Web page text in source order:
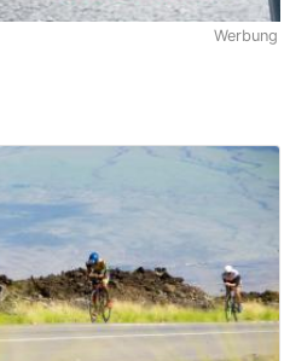
Werbung